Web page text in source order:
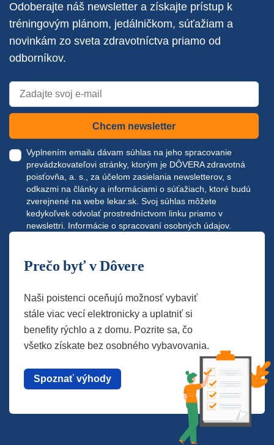
Odoberajte náš newsletter a získajte prístup k
tréningovým plánom, jedálničkom, súťažiam a
novinkám zo sveta zdravotníctva priamo od
odborníkov.
Chcem newsletter
Vyplnením emailu dávam súhlas na jeho spracovanie
prevádzkovateľovi stránky, ktorým je DÔVERA zdravotná
poisťovňa, a. s., za účelom zasielania newsletterov, s
odkazmi na články a informáciami o súťažiach, ktoré budú
zverejnené na webe lekar.sk. Svoj súhlas môžete
kedykoľvek odvolať prostredníctvom linku priamo v
newslettri. Informácie o spracovaní osobných údajov.
Prečo byť v Dôvere
Naši poistenci oceňujú možnosť vybaviť
stále viac vecí elektronicky a uplatniť si
benefity rýchlo a z domu. Pozrite sa, čo
všetko získate bez osobného vybavovania.
Spoznať výhody